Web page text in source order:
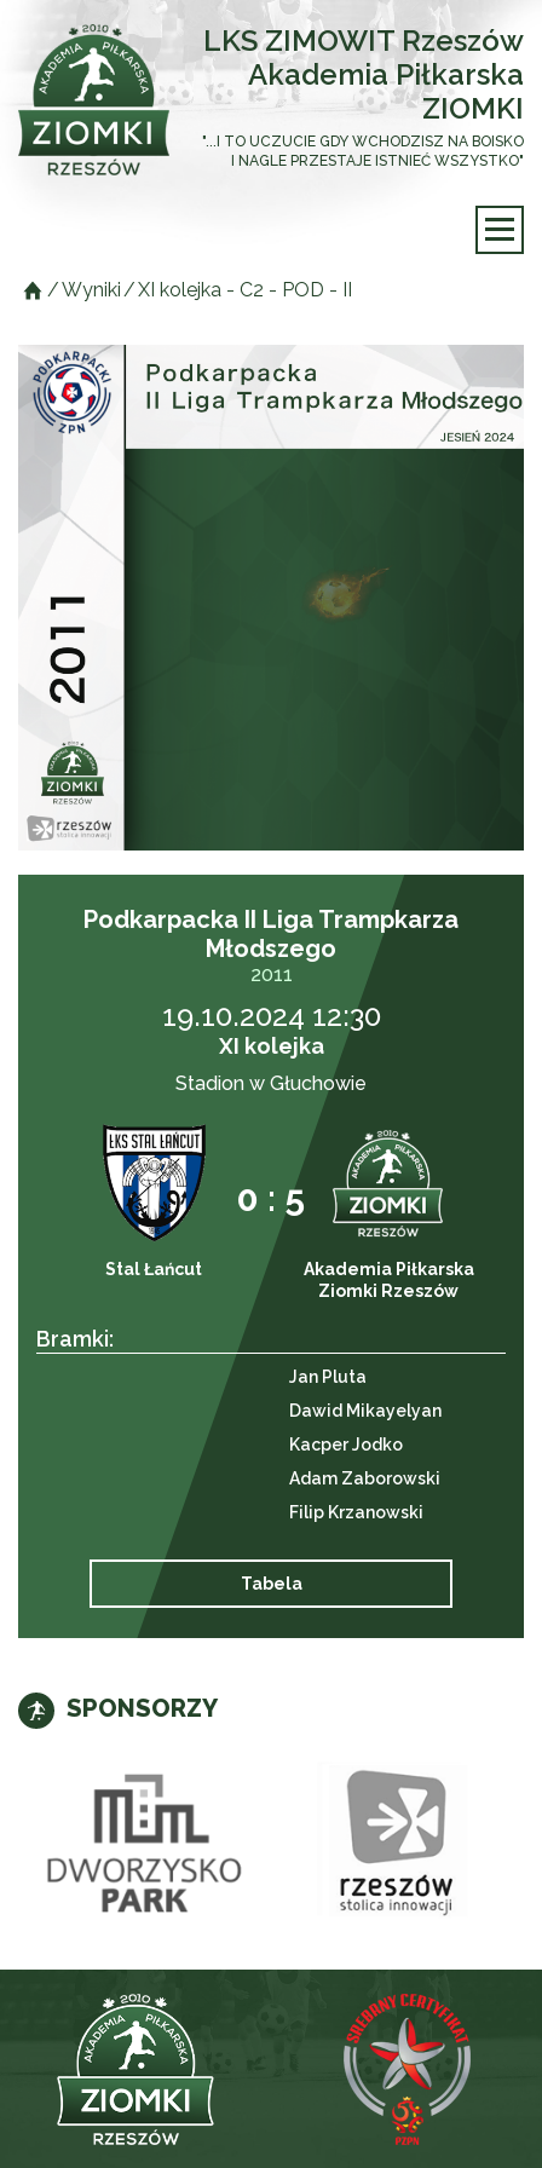
LKS ZIMOWIT Rzeszów
Akademia Piłkarska
ZIOMKI
"...I TO UCZUCIE GDY WCHODZISZ NA BOISKO
I NAGLE PRZESTAJE ISTNIEĆ WSZYSTKO"
/Wyniki /XI kolejka - C2 - POD - II
Podkarpacka II Liga Trampkarza
Młodszego
2011
19.10.2024 12:30
XI kolejka
Stadion w Głuchowie
0 : 5
Stal Łańcut
Akademia Piłkarska
Ziomki Rzeszów
Bramki:
Jan Pluta
Dawid Mikayelyan
Kacper Jodko
Adam Zaborowski
Filip Krzanowski
Tabela
SPONSORZY